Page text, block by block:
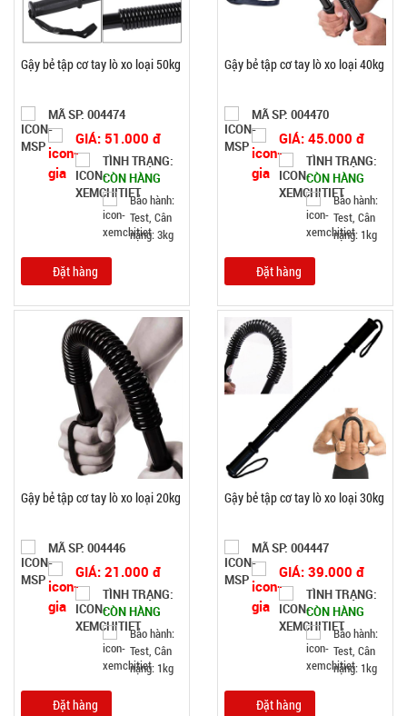
Gậy bẻ tập cơ tay lò xo loại 50kg
MÃ SP: 004474
GIÁ: 51.000 đ
TÌNH TRẠNG:
CÒN HÀNG
Bảo hành:
Test, Cân
nặng: 3kg
Đặt hàng
Gậy bẻ tập cơ tay lò xo loại 40kg
MÃ SP: 004470
GIÁ: 45.000 đ
TÌNH TRẠNG:
CÒN HÀNG
Bảo hành:
Test, Cân
nặng: 1kg
Đặt hàng
Gậy bẻ tập cơ tay lò xo loại 20kg
MÃ SP: 004446
GIÁ: 21.000 đ
TÌNH TRẠNG:
CÒN HÀNG
Bảo hành:
Test, Cân
nặng: 1kg
Đặt hàng
Gậy bẻ tập cơ tay lò xo loại 30kg
MÃ SP: 004447
GIÁ: 39.000 đ
TÌNH TRẠNG:
CÒN HÀNG
Bảo hành:
Test, Cân
nặng: 1kg
Đặt hàng